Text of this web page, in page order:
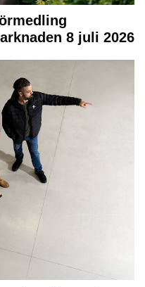
8 juli 2026